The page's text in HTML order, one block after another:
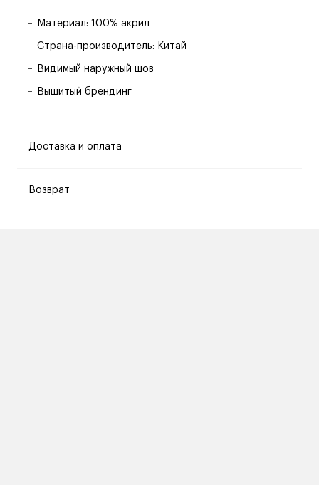
Материал: 100% акрил
Страна-производитель: Китай
Видимый наружный шов
Вышитый брендинг
Доставка и оплата
Возврат